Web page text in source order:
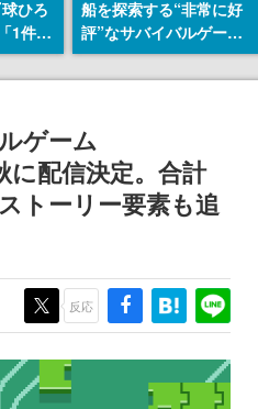
ひろ
1件」
をも
し
やチ
から
船を探索する“非常に好
評”なサバイバルゲーム
『Breathedge』が無料
で配布中。入手できる期
ゲーム
に配信決定。合計
トーリー要素も追
反応